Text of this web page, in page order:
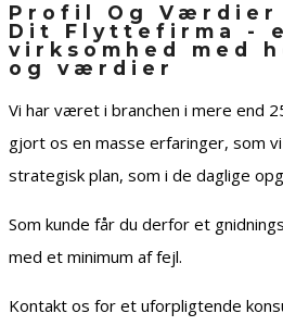
Profil Og Værdier
Dit Flyttefirma -
virksomhed med
og værdier
Vi har været i branchen i mere end
gjort os en masse erfaringer, som
strategisk plan, som i de daglige
Som kunde får du derfor et
med et minimum af fejl.
Kontakt os for et uforpligtende